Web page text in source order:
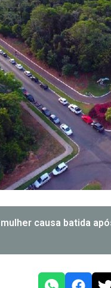
causa batida